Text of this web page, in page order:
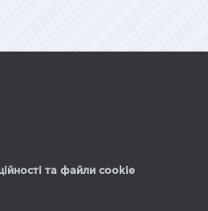
та файли cookie